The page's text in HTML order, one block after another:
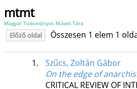
mtmt
Magyar Tudományos Művek Tára
Előző oldal Összesen 1 elem 1
1.
Szűcs, Zoltán Gábor
On the edge of
CRITICAL REVIEW OF